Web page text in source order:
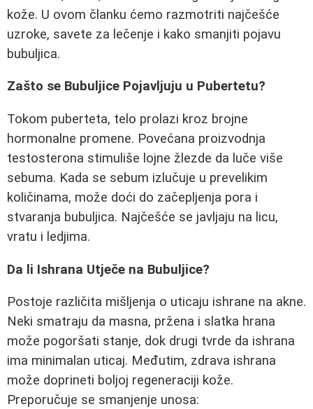
kože. U ovom članku ćemo razmotriti najčešće
uzroke, savete za lečenje i kako smanjiti pojavu
bubuljica.
Zašto se Bubuljice Pojavljuju u Pubertetu?
Tokom puberteta, telo prolazi kroz brojne
hormonalne promene. Povećana proizvodnja
testosterona stimuliše lojne žlezde da luče više
sebuma. Kada se sebum izlučuje u prevelikim
količinama, može doći do začepljenja pora i
stvaranja bubuljica. Najčešće se javljaju na licu,
vratu i ledjima.
Da li Ishrana Utječe na Bubuljice?
Postoje različita mišljenja o uticaju ishrane na akne.
Neki smatraju da masna, pržena i slatka hrana
može pogoršati stanje, dok drugi tvrde da ishrana
ima minimalan uticaj. Međutim, zdrava ishrana
može doprineti boljoj regeneraciji kože.
Preporučuje se smanjenje unosa: